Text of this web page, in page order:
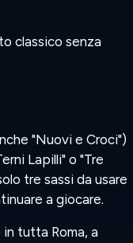
classico senza
"Nuovi e Croci")
Lapilli" o "Tre
tre sassi da usare
a giocare.
tutta Roma, a